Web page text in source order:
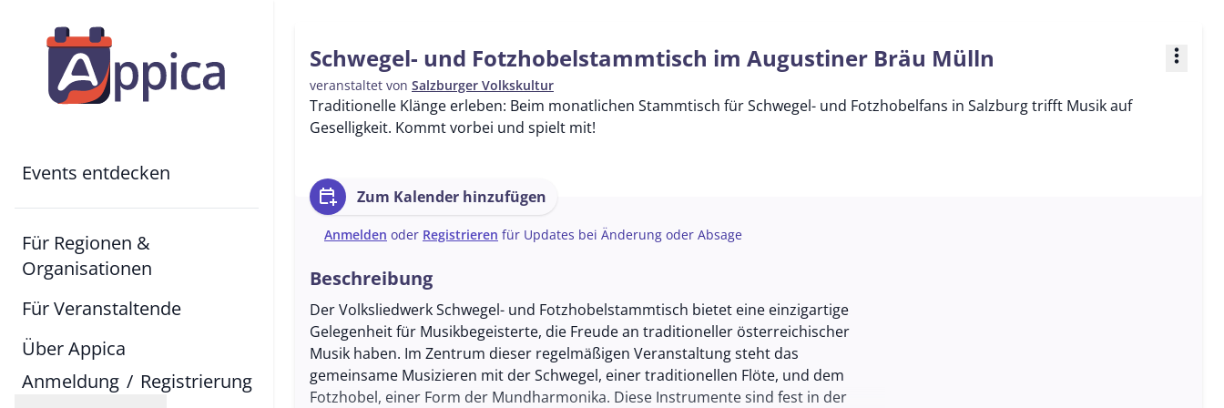
Events entdecken
Für Regionen &
Organisationen
Für Veranstaltende
Über Appica
Anmeldung / Registrierung
Schwegel- und Fotzhobelstammtisch im Augustiner Bräu Mülln
veranstaltet von Salzburger Volkskultur
more_vert
Traditionelle Klänge erleben: Beim monatlichen Stammtisch für Schwegel- und Fotzhobelfans in Salzburg trifft Musik auf
Geselligkeit. Kommt vorbei und spielt mit!
calendar_add_on Zum Kalender hinzufügen
Anmelden oder Registrieren für Updates bei Änderung oder Absage
Beschreibung
Der Volksliedwerk Schwegel- und Fotzhobelstammtisch bietet eine einzigartige
Gelegenheit für Musikbegeisterte, die Freude an traditioneller österreichischer
Musik haben. Im Zentrum dieser regelmäßigen Veranstaltung steht das
gemeinsame Musizieren mit der Schwegel, einer traditionellen Flöte, und dem
Fotzhobel, einer Form der Mundharmonika. Diese Instrumente sind fest in der